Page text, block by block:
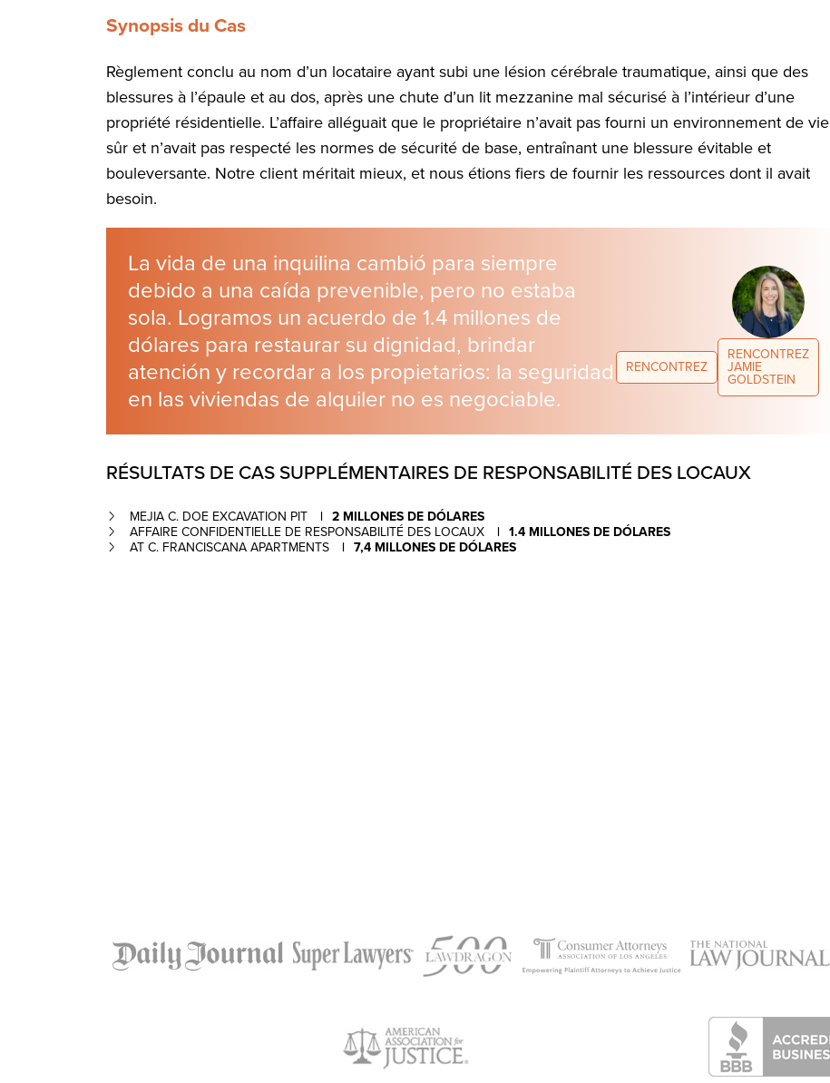
Synopsis du Cas
Règlement conclu au nom d’un locataire ayant subi une lésion cérébrale traumatique, ainsi que des
blessures à l’épaule et au dos, après une chute d’un lit mezzanine mal sécurisé à l’intérieur d’une
propriété résidentielle. L’affaire alléguait que le propriétaire n’avait pas fourni un environnement de vie
sûr et n’avait pas respecté les normes de sécurité de base, entraînant une blessure évitable et
bouleversante. Notre client méritait mieux, et nous étions fiers de fournir les ressources dont il avait
besoin.
La vida de una inquilina cambió para siempre
debido a una caída prevenible, pero no estaba
sola. Logramos un acuerdo de 1.4 millones de
dólares para restaurar su dignidad, brindar
atención y recordar a los propietarios: la seguridad
en las viviendas de alquiler no es negociable.
RENCONTREZ
RENCONTREZ
JAMIE
GOLDSTEIN
RÉSULTATS DE CAS SUPPLÉMENTAIRES DE RESPONSABILITÉ DES LOCAUX
MEJIA C. DOE EXCAVATION PIT
2 MILLONES DE DÓLARES
AFFAIRE CONFIDENTIELLE DE RESPONSABILITÉ DES LOCAUX
1.4 MILLONES DE DÓLARES
AT C. FRANCISCANA APARTMENTS
7,4 MILLONES DE DÓLARES